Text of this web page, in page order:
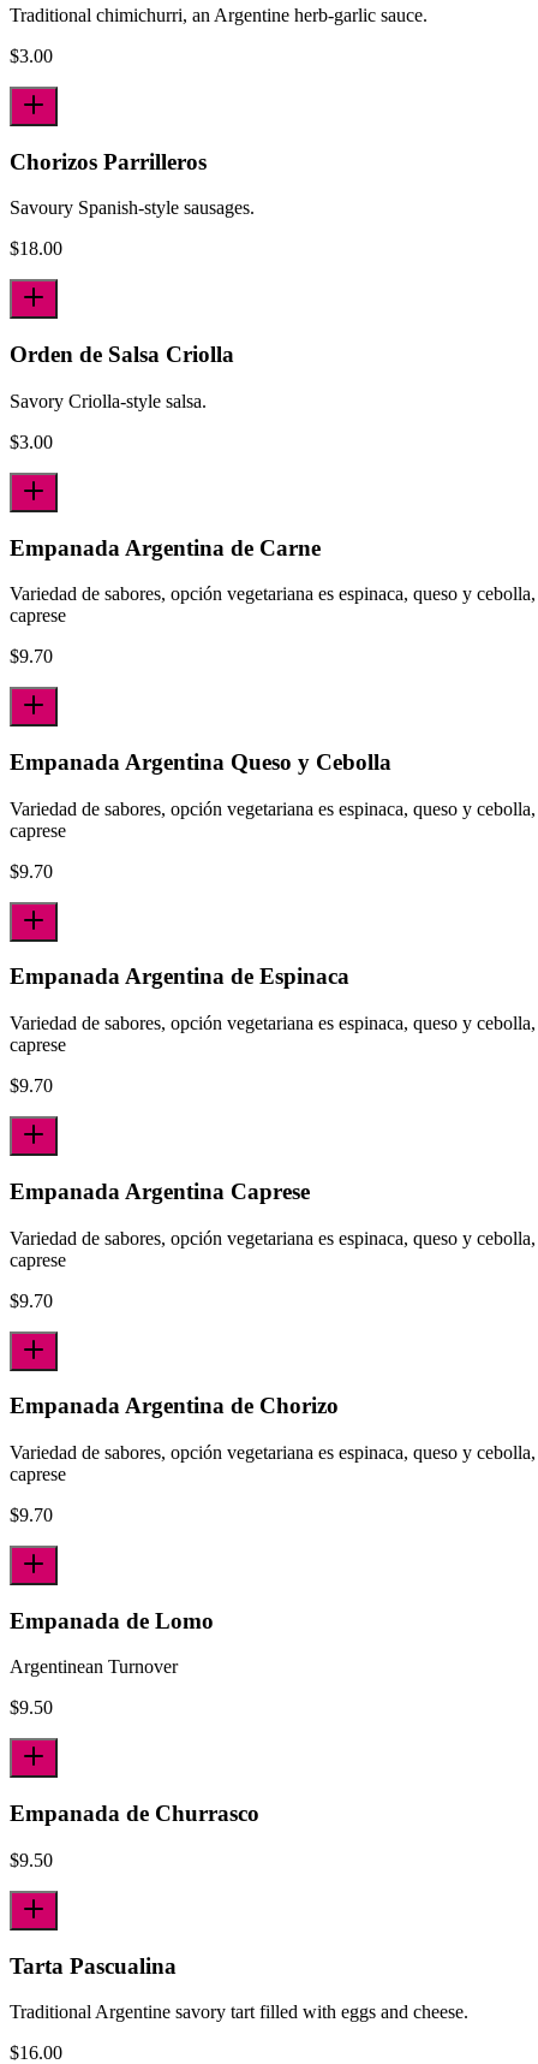
Traditional chimichurri, an Argentine herb-garlic sauce.
$3.00
Chorizos Parrilleros
Savoury Spanish-style sausages.
$18.00
Orden de Salsa Criolla
Savory Criolla-style salsa.
$3.00
Empanada Argentina de Carne
Variedad de sabores, opción vegetariana es espinaca, queso y cebolla,
caprese
$9.70
Empanada Argentina Queso y Cebolla
Variedad de sabores, opción vegetariana es espinaca, queso y cebolla,
caprese
$9.70
Empanada Argentina de Espinaca
Variedad de sabores, opción vegetariana es espinaca, queso y cebolla,
caprese
$9.70
Empanada Argentina Caprese
Variedad de sabores, opción vegetariana es espinaca, queso y cebolla,
caprese
$9.70
Empanada Argentina de Chorizo
Variedad de sabores, opción vegetariana es espinaca, queso y cebolla,
caprese
$9.70
Empanada de Lomo
Argentinean Turnover
$9.50
Empanada de Churrasco
$9.50
Tarta Pascualina
Traditional Argentine savory tart filled with eggs and cheese.
$16.00